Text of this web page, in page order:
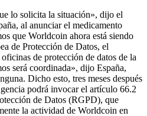
lo solicita la situación», dijo el
al anunciar el medicamento
que Worldcoin ahora está siendo
de Protección de Datos, el
de protección de datos de la
será coordinada», dijo España,
Dicho esto, tres meses después
podrá invocar el artículo 66.2
de Datos (RGPD), que
la actividad de Worldcoin en